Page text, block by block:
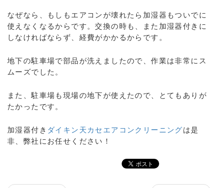
なぜなら、もしもエアコンが壊れたら加湿器もついでに
使えなくなるからです。交換の時も、また加湿器付きに
しなければならず、経費がかかるからです。
地下の駐車場で部品が洗えましたので、作業は非常にス
ムーズでした。
また、駐車場も現場の地下が使えたので、とてもありが
たかったです。
加湿器付き ダイキン天カセエアコンクリーニングは是
非、弊社にお任せください！